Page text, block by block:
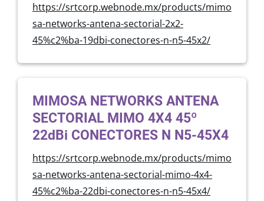
https://srtcorp.webnode.mx/products/mimo
sa-networks-antena-sectorial-2x2-
45%c2%ba-19dbi-conectores-n-n5-45x2/
MIMOSA NETWORKS ANTENA
SECTORIAL MIMO 4X4 45º
22dBi CONECTORES N N5-45X4
https://srtcorp.webnode.mx/products/mimo
sa-networks-antena-sectorial-mimo-4x4-
45%c2%ba-22dbi-conectores-n-n5-45x4/